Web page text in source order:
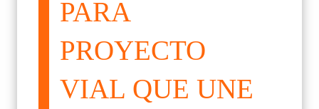
PARA
PROYECTO
VIAL QUE UNE